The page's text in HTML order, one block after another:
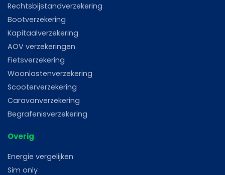
Rechtsbijstandverzekering
Bootverzekering
Kapitaalverzekering
AOV verzekeringen
Fietsverzekering
Woonlastenverzekering
Scooterverzekering
Caravanverzekering
Begrafenisverzekering
Overig
Energie vergelijken
Sim only